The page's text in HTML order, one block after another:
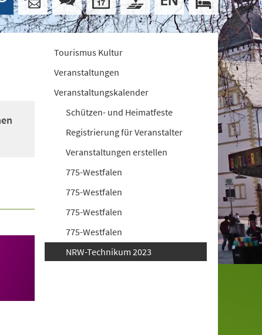
Tourismus Kultur
Veranstaltungen
Veranstaltungskalender
Schützen- und Heimatfeste
Registrierung für Veranstalter
Veranstaltungen erstellen
775-Westfalen
775-Westfalen
775-Westfalen
775-Westfalen
NRW-Technikum 2023